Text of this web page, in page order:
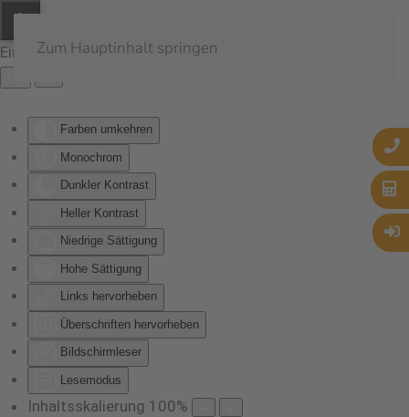
Eingabehilfen öffnen
Farben umkehren
Monochrom
Dunkler Kontrast
Heller Kontrast
Niedrige Sättigung
Hohe Sättigung
Links hervorheben
Überschriften hervorheben
Bildschirmleser
Lesemodus
Inhaltsskalierung 100%
Zum Hauptinhalt springen